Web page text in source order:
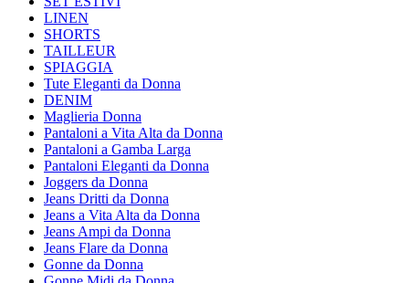
LINEN
SHORTS
TAILLEUR
SPIAGGIA
Tute Eleganti da Donna
DENIM
Maglieria Donna
Pantaloni a Vita Alta da Donna
Pantaloni a Gamba Larga
Pantaloni Eleganti da Donna
Joggers da Donna
Jeans Dritti da Donna
Jeans a Vita Alta da Donna
Jeans Ampi da Donna
Jeans Flare da Donna
Gonne da Donna